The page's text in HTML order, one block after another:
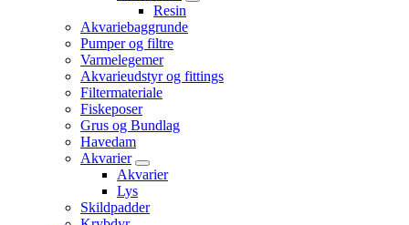
Resin
Akvariebaggrunde
Pumper og filtre
Varmelegemer
Akvarieudstyr og fittings
Filtermateriale
Fiskeposer
Grus og Bundlag
Havedam
Akvarier
Akvarier
Lys
Skildpadder